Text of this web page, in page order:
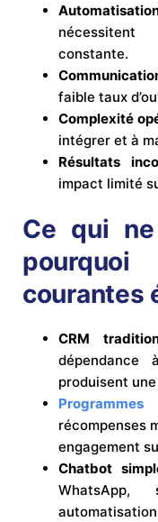
constante.
faible taux
Complexité
intégrer et à
Résultats
impact limité
Ce qui
courantes
CRM
dépendance
produisent
récompenses
engagement
Chatbot